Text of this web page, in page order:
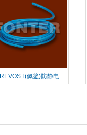
佩釜)防静电